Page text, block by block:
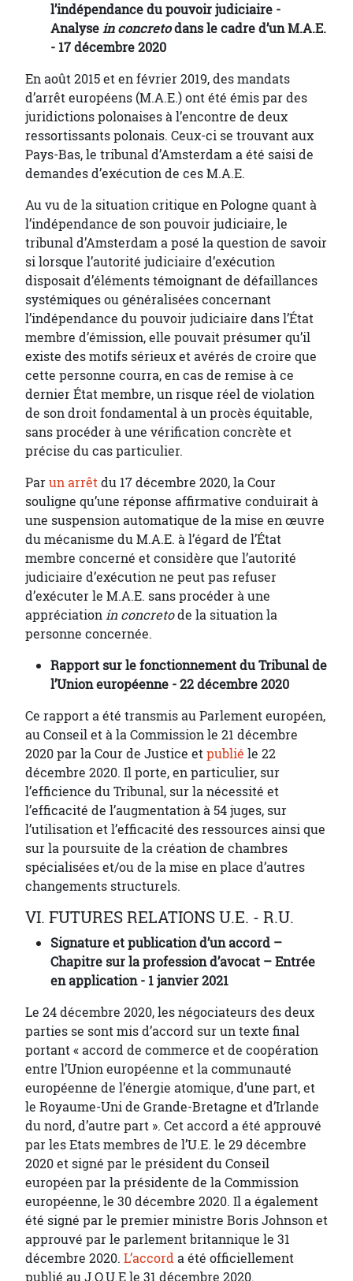
l’indépendance du pouvoir judiciaire -
Analysein concretodans le cadre d’un M.A.E.
- 17 décembre 2020
En août 2015 et en février 2019, des mandats
d’arrêt européens (M.A.E.) ont été émis par des
juridictions polonaises à l’encontre de deux
ressortissants polonais. Ceux-ci se trouvant aux
Pays-Bas, le tribunal d’Amsterdam a été saisi de
demandes d’exécution de ces M.A.E.
Au vu de la situation critique en Pologne quant à
l’indépendance de son pouvoir judiciaire, le
tribunal d’Amsterdam a posé la question de savoir
si lorsque l’autorité judiciaire d’exécution
disposait d’éléments témoignant de défaillances
systémiques ou généralisées concernant
l’indépendance du pouvoir judiciaire dans l’État
membre d’émission, elle pouvait présumer qu’il
existe des motifs sérieux et avérés de croire que
cette personne courra, en cas de remise à ce
dernier État membre, un risque réel de violation
de son droit fondamental à un procès équitable,
sans procéder à une vérification concrète et
précise du cas particulier.
Parun arrêtdu 17 décembre 2020, la Cour
souligne qu’une réponse affirmative conduirait à
une suspension automatique de la mise en œuvre
du mécanisme du M.A.E. à l’égard de l’État
membre concerné et considère que l’autorité
judiciaire d’exécution ne peut pas refuser
d’exécuter le M.A.E. sans procéder à une
appréciationin concretode la situation la
personne concernée.
Rapport sur le fonctionnement du Tribunal de
l’Union européenne - 22 décembre 2020
Ce rapport a été transmis au Parlement européen,
au Conseil et à la Commission le 21 décembre
2020 par la Cour de Justice etpublié le 22
décembre 2020. Il porte, en particulier, sur
l’efficience du Tribunal, sur la nécessité et
l’efficacité de l’augmentation à 54 juges, sur
l’utilisation et l’efficacité des ressources ainsi que
sur la poursuite de la création de chambres
spécialisées et/ou de la mise en place d’autres
changements structurels.
VI. FUTURES RELATIONS U.E. - R.U.
Signature et publication d’un accord –
Chapitre sur la profession d’avocat – Entrée
en application - 1 janvier 2021
Le 24 décembre 2020, les négociateurs des deux
parties se sont mis d’accord sur un texte final
portant « accord de commerce et de coopération
entre l’Union européenne et la communauté
européenne de l’énergie atomique, d’une part, et
le Royaume-Uni de Grande-Bretagne et d’Irlande
du nord, d’autre part ». Cet accord a été approuvé
par les Etats membres de l’U.E. le 29 décembre
2020 et signé par le président du Conseil
européen par la présidente de la Commission
européenne, le 30 décembre 2020. Il a également
été signé par le premier ministre Boris Johnson et
approuvé par le parlement britannique le 31
décembre 2020. L’accorda été officiellement
publié au J.O.U.E le 31 décembre 2020.